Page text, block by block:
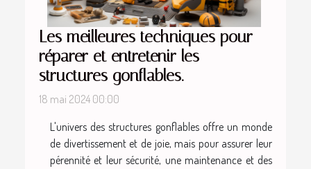
Les meilleures techniques pour
réparer et entretenir les
structures gonflables.
18 mai 2024 00:00
L'univers des structures gonflables offre un monde
de divertissement et de joie, mais pour assurer leur
pérennité et leur sécurité, une maintenance et des